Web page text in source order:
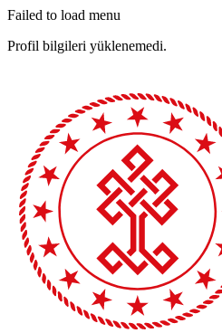
Failed to load menu
Profil bilgileri yüklenemedi.